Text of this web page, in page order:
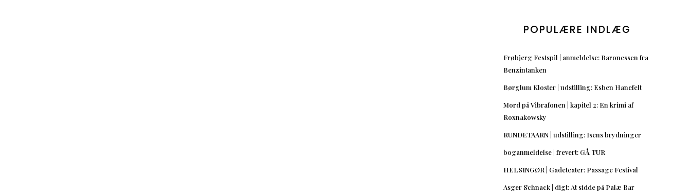
POPULÆRE INDLÆG
Frøbjerg Festspil | anmeldelse: Baronessen fra
Benzintanken
Børglum Kloster | udstilling: Esben Hanefelt
Mord på Vibrafonen | kapitel 2: En krimi af
Roxnakowsky
RUNDETAARN | udstilling: Isens brydninger
boganmeldelse | frevert: GÅ TUR
HELSINGØR | Gadeteater: Passage Festival
Asger Schnack | digt: At sidde på Palæ Bar